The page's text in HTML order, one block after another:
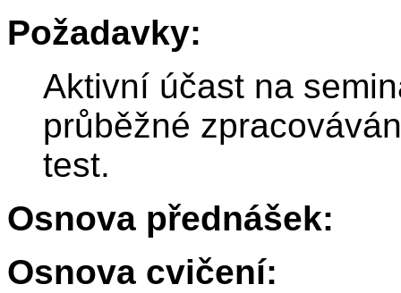
Požadavky:
Aktivní účast na
průběžné
test.
Osnova přednášek:
Osnova cvičení: